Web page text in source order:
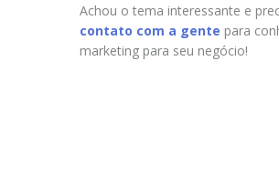
Achou o tema interessante e
contato com a gente para
marketing para seu negócio!